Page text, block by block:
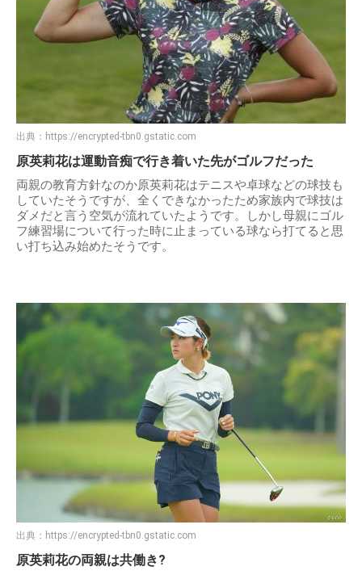
出典： https://encrypted-tbn0.gstatic.com
原英莉花は運動音痴で行き着いた先がゴルフだった
両親の教育方針なのか原英莉花はテニスや卓球などの球技も
していたそうですが、全くできなかったため家族内で球技は
ダメだと言う空気が流れていたようです。しかし母親にゴル
フ練習場について行った時に止まっている球なら打てると思
い打ち込み始めたそうです。
出典： https://encrypted-tbn0.gstatic.com
原英莉花の両親は共働き?